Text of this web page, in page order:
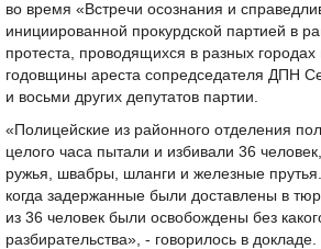
во время «Встречи осознания и
инициированной прокурдской партией в
протеста, проводящихся в разных
годовщины ареста сопредседателя ДПН
и восьми других депутатов партии.
«Полицейские из районного отделения
целого часа пытали и избивали 36
ружья, швабры, шланги и железные
когда задержанные были доставлены в
из 36 человек были освобождены без
разбирательства», - говорилось в докладе.